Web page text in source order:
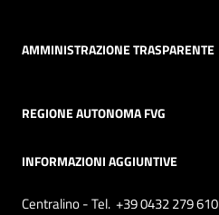
AMMINISTRAZIONE TRASPARENTE
REGIONE AUTONOMA FVG
INFORMAZIONI AGGIUNTIVE
Centralino - Tel. +39 0432 279 610